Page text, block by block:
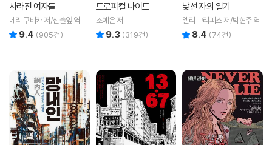
사라진 여자들
메리 쿠비카 저/신솔잎 역
9.4 (905건)
트로피컬 나이트
조예은 저
9.3 (319건)
낯선 자의 일기
엘리 그리피스 저/박현주 역
8.4 (74건)